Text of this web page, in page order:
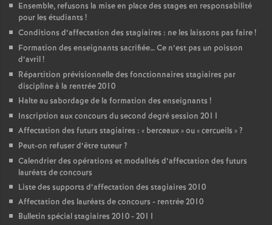
Ensemble, refusons la mise en place des stages en responsabilité
pour les étudiants !
Conditions d’affectation des stagiaires : ne les laissons pas faire!
Formation des enseignants sacrifiée… Ce n’est pas un poisson
d’avril!
Répartition prévisionnelle des fonctionnaires stagiaires par
discipline à la rentrée 2010
Halte au sabordage de la formation des enseignants !
Inscription aux concours du second degré session 2011
Affectation des futurs stagiaires : « berceaux» ou «cercueils »?
Peut-on refuser d’être tuteur?
Calendrier des opérations et modalités d’affectation des futurs
lauréats de concours
Liste des supports d’affectation des stagiaires 2010
Affectation des lauréats de concours - rentrée 2010
Bulletin spécial stagiaires 2010 - 2011